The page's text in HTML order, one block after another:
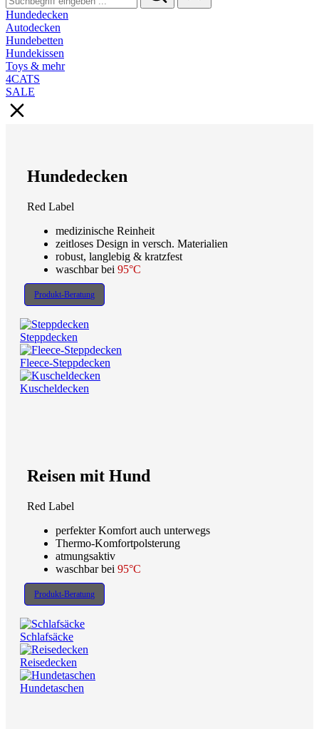
Hundedecken
Autodecken
Hundebetten
Hundekissen
Toys & mehr
4CATS
SALE
Hundedecken
Red Label
medizinische Reinheit
zeitloses Design in versch. Materialien
robust, langlebig & kratzfest
waschbar bei 95°C
Produkt-Beratung
Steppdecken
Fleece-Steppdecken
Kuscheldecken
Reisen mit Hund
Red Label
perfekter Komfort auch unterwegs
Thermo-Komfortpolsterung
atmungsaktiv
waschbar bei 95°C
Produkt-Beratung
Schlafsäcke
Reisedecken
Hundetaschen